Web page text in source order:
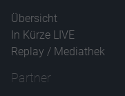
Übersicht
In Kürze LIVE
Replay / Mediathek
Partner